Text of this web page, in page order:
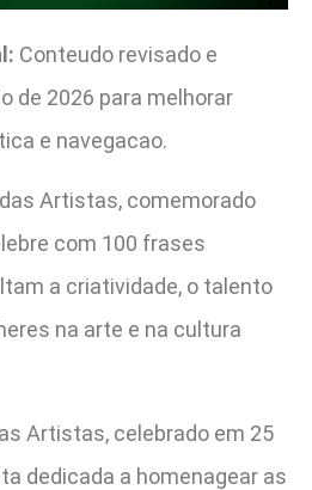
Conteudo revisado e
de 2026 para melhorar
e navegacao.
Artistas, comemorado
com 100 frases
a criatividade, o talento
na arte e na cultura
Artistas, celebrado em 25
dedicada a homenagear as